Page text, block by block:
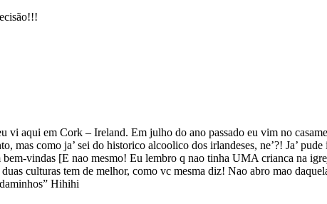
vi aqui em Cork – Ireland. Em julho do ano passado eu vim no
mas como ja’ sei do historico alcoolico dos irlandeses, ne’?! Ja’
bem-vindas [E nao mesmo! Eu lembro q nao tinha UMA crianca na
culturas tem de melhor, como vc mesma diz! Nao abro mao
Hihihi